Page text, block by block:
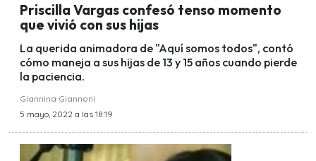
Priscilla Vargas confesó tenso momento
que vivió con sus hijas
La querida animadora de "Aquí somos todos", contó
cómo maneja a sus hijas de 13 y 15 años cuando pierde
la paciencia.
Giannina Giannoni
5 mayo, 2022 a las 18:19